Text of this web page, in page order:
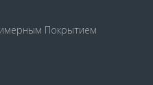
Покрытием